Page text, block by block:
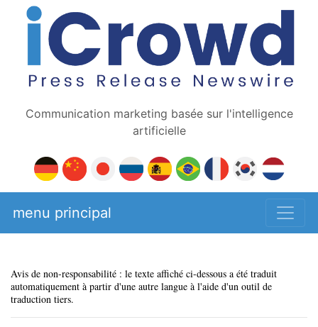
Communication marketing basée sur l'intelligence
artificielle
menu principal
Avis de non-responsabilité : le texte affiché ci-dessous a été traduit
automatiquement à partir d'une autre langue à l'aide d'un outil de
traduction tiers.